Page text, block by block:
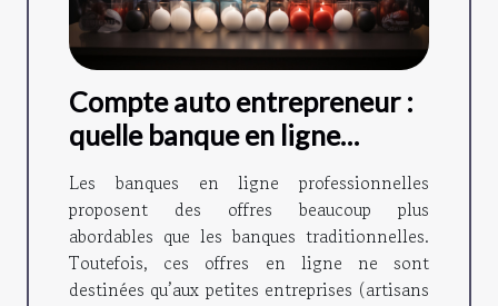
Compte auto entrepreneur :
quelle banque en ligne
choisir ?
Les banques en ligne professionnelles
proposent des offres beaucoup plus
abordables que les banques traditionnelles.
Toutefois, ces offres en ligne ne sont
destinées qu’aux petites entreprises (artisans